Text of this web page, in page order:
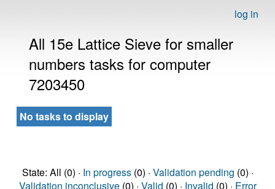
log in
All 15e Lattice Sieve for smaller
numbers tasks for computer
7203450
No tasks to display
State: All (0) · In progress(0) · Validation pending (0) ·
Validation inconclusive(0) · Valid (0) · Invalid (0) · Error